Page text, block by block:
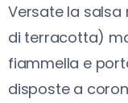
Versate la
di terracotta)
fiammella e
disposte a